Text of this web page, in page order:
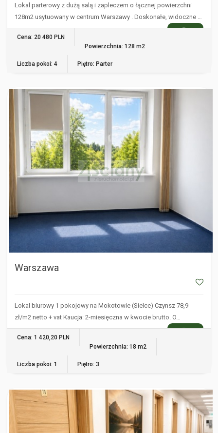
Lokal parterowy z dużą salą i zapleczem o łącznej powierzchni
128m2 usytuowany w centrum Warszawy . Doskonałe, widoczne …
WIĘCEJ
Cena: 20 480 PLN
Powierzchnia: 128 m2
Liczba pokoi: 4 Piętro: Parter
Warszawa
Lokal biurowy 1 pokojowy na Mokotowie (Sielce) Czynsz 78,9
zł/m2 netto + vat Kaucja: 2-miesięczna w kwocie brutto. O…
WIĘCEJ
Cena: 1 420,20 PLN
Powierzchnia: 18 m2
Liczba pokoi: 1 Piętro: 3
WARSZAWA